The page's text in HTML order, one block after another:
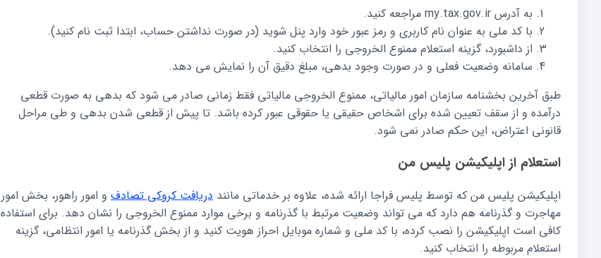
به آدرس my.tax.gov.ir مراجعه کنید.
با کد ملی به عنوان نام کاربری و رمز عبور خود وارد پنل شوید (در صورت نداشتن حساب، ابتدا ثبت نام کنید).
از داشبورد، گزینه استعلام ممنوع الخروجی را انتخاب کنید.
سامانه وضعیت فعلی و در صورت وجود بدهی، مبلغ دقیق آن را نمایش می دهد.
طبق آخرین بخشنامه سازمان امور مالیاتی، ممنوع الخروجی مالیاتی فقط زمانی صادر می شود که بدهی به صورت قطعی
درآمده و از سقف تعیین شده برای اشخاص حقیقی یا حقوقی عبور کرده باشد. تا پیش از قطعی شدن بدهی و طی مراحل
قانونی اعتراض، این حکم صادر نمی شود.
استعلام از اپلیکیشن پلیس من
اپلیکیشن پلیس من که توسط پلیس فراجا ارائه شده، علاوه بر خدماتی مانند دریافت کروکی تصادف و امور راهور، بخش امور
مهاجرت و گذرنامه هم دارد که می تواند وضعیت مرتبط با گذرنامه و برخی موارد ممنوع الخروجی را نشان دهد. برای استفاده
کافی است اپلیکیشن را نصب کرده، با کد ملی و شماره موبایل احراز هویت کنید و از بخش گذرنامه یا امور انتظامی، گزینه
استعلام مربوطه را انتخاب کنید.